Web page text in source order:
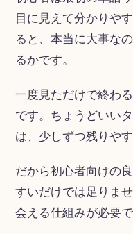
目に見えて分かりや
ると、本当に大事な
るかです。
一度見ただけで終わ
です。ちょうどいい
は、少しずつ残りやす
だから初心者向けの
すいだけでは足りま
会える仕組みが必要で